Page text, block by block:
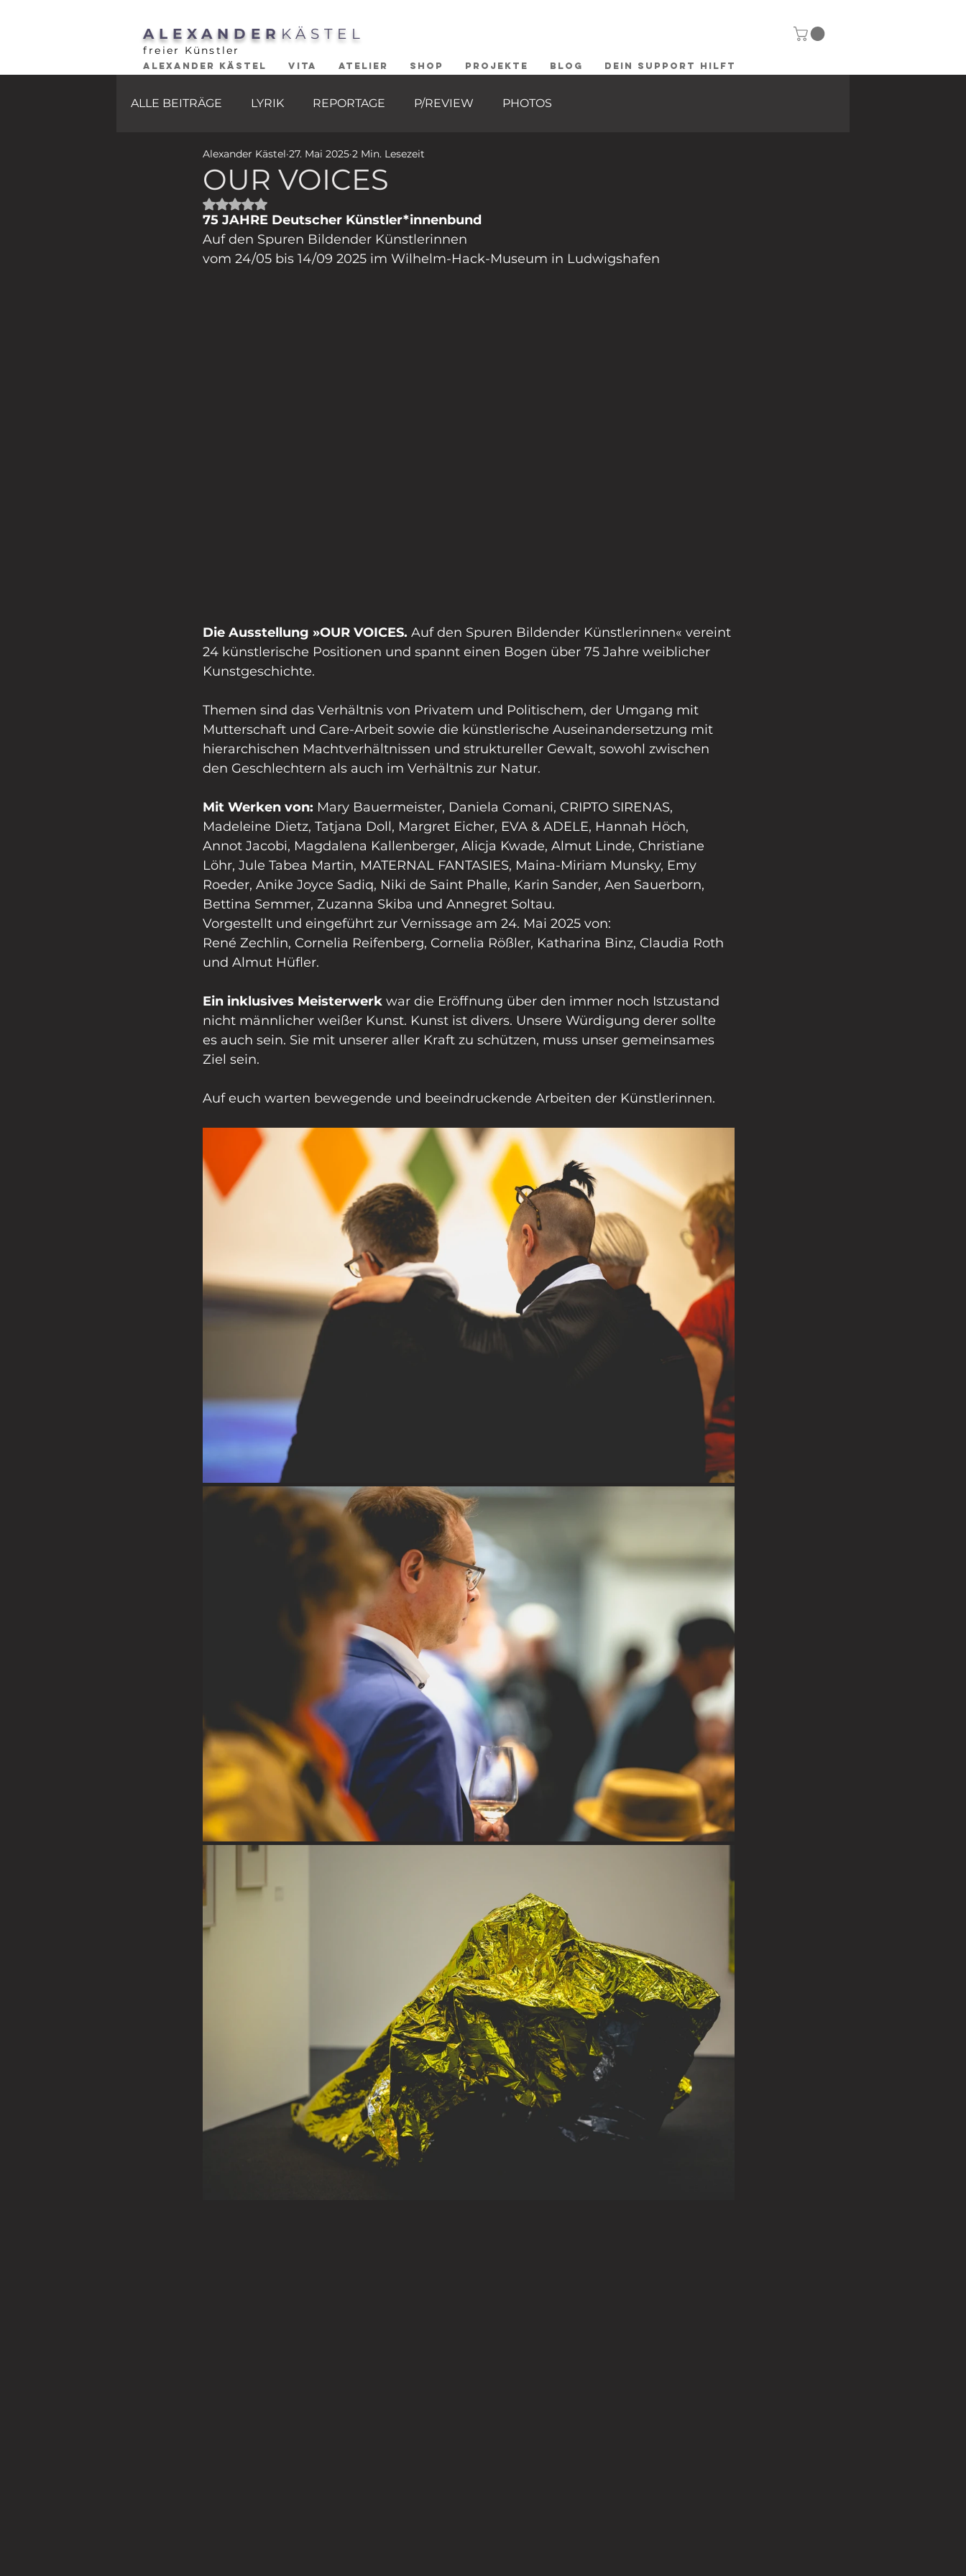
ALEXANDER KÄSTEL
freier Künstler
ALEXANDER KÄSTEL VITA ATELIER SHOP PROJEKTE BLOG DEIN SUPPORT HILFT
ALLE BEITRÄGE LYRIK REPORTAGE P/REVIEW PHOTOS
OUR VOICES
Alexander Kästel 27. Mai 2025 2 Min. Lesezeit
Mit NaN von 5 Sternen bewertet.
75 JAHRE Deutscher Künstler*innenbund
Auf den Spuren Bildender Künstlerinnen
vom 24/05 bis 14/09 2025 im Wilhelm-Hack-Museum in Ludwigshafen
Die Ausstellung »OUR VOICES. Auf den Spuren Bildender Künstlerinnen« vereint
24 künstlerische Positionen und spannt einen Bogen über 75 Jahre weiblicher
Kunstgeschichte.
Themen sind das Verhältnis von Privatem und Politischem, der Umgang mit
Mutterschaft und Care-Arbeit sowie die künstlerische Auseinandersetzung mit
hierarchischen Machtverhältnissen und struktureller Gewalt, sowohl zwischen
den Geschlechtern als auch im Verhältnis zur Natur.
Mit Werken von: Mary Bauermeister, Daniela Comani, CRIPTO SIRENAS,
Madeleine Dietz, Tatjana Doll, Margret Eicher, EVA & ADELE, Hannah Höch,
Annot Jacobi, Magdalena Kallenberger, Alicja Kwade, Almut Linde, Christiane
Löhr, Jule Tabea Martin, MATERNAL FANTASIES, Maina-Miriam Munsky, Emy
Roeder, Anike Joyce Sadiq, Niki de Saint Phalle, Karin Sander, Aen Sauerborn,
Bettina Semmer, Zuzanna Skiba und Annegret Soltau.
Vorgestellt und eingeführt zur Vernissage am 24. Mai 2025 von:
René Zechlin, Cornelia Reifenberg, Cornelia Rößler, Katharina Binz, Claudia Roth
und Almut Hüfler.
Ein inklusives Meisterwerk war die Eröffnung über den immer noch Istzustand
nicht männlicher weißer Kunst. Kunst ist divers. Unsere Würdigung derer sollte
es auch sein. Sie mit unserer aller Kraft zu schützen, muss unser gemeinsames
Ziel sein.
Auf euch warten bewegende und beeindruckende Arbeiten der Künstlerinnen.